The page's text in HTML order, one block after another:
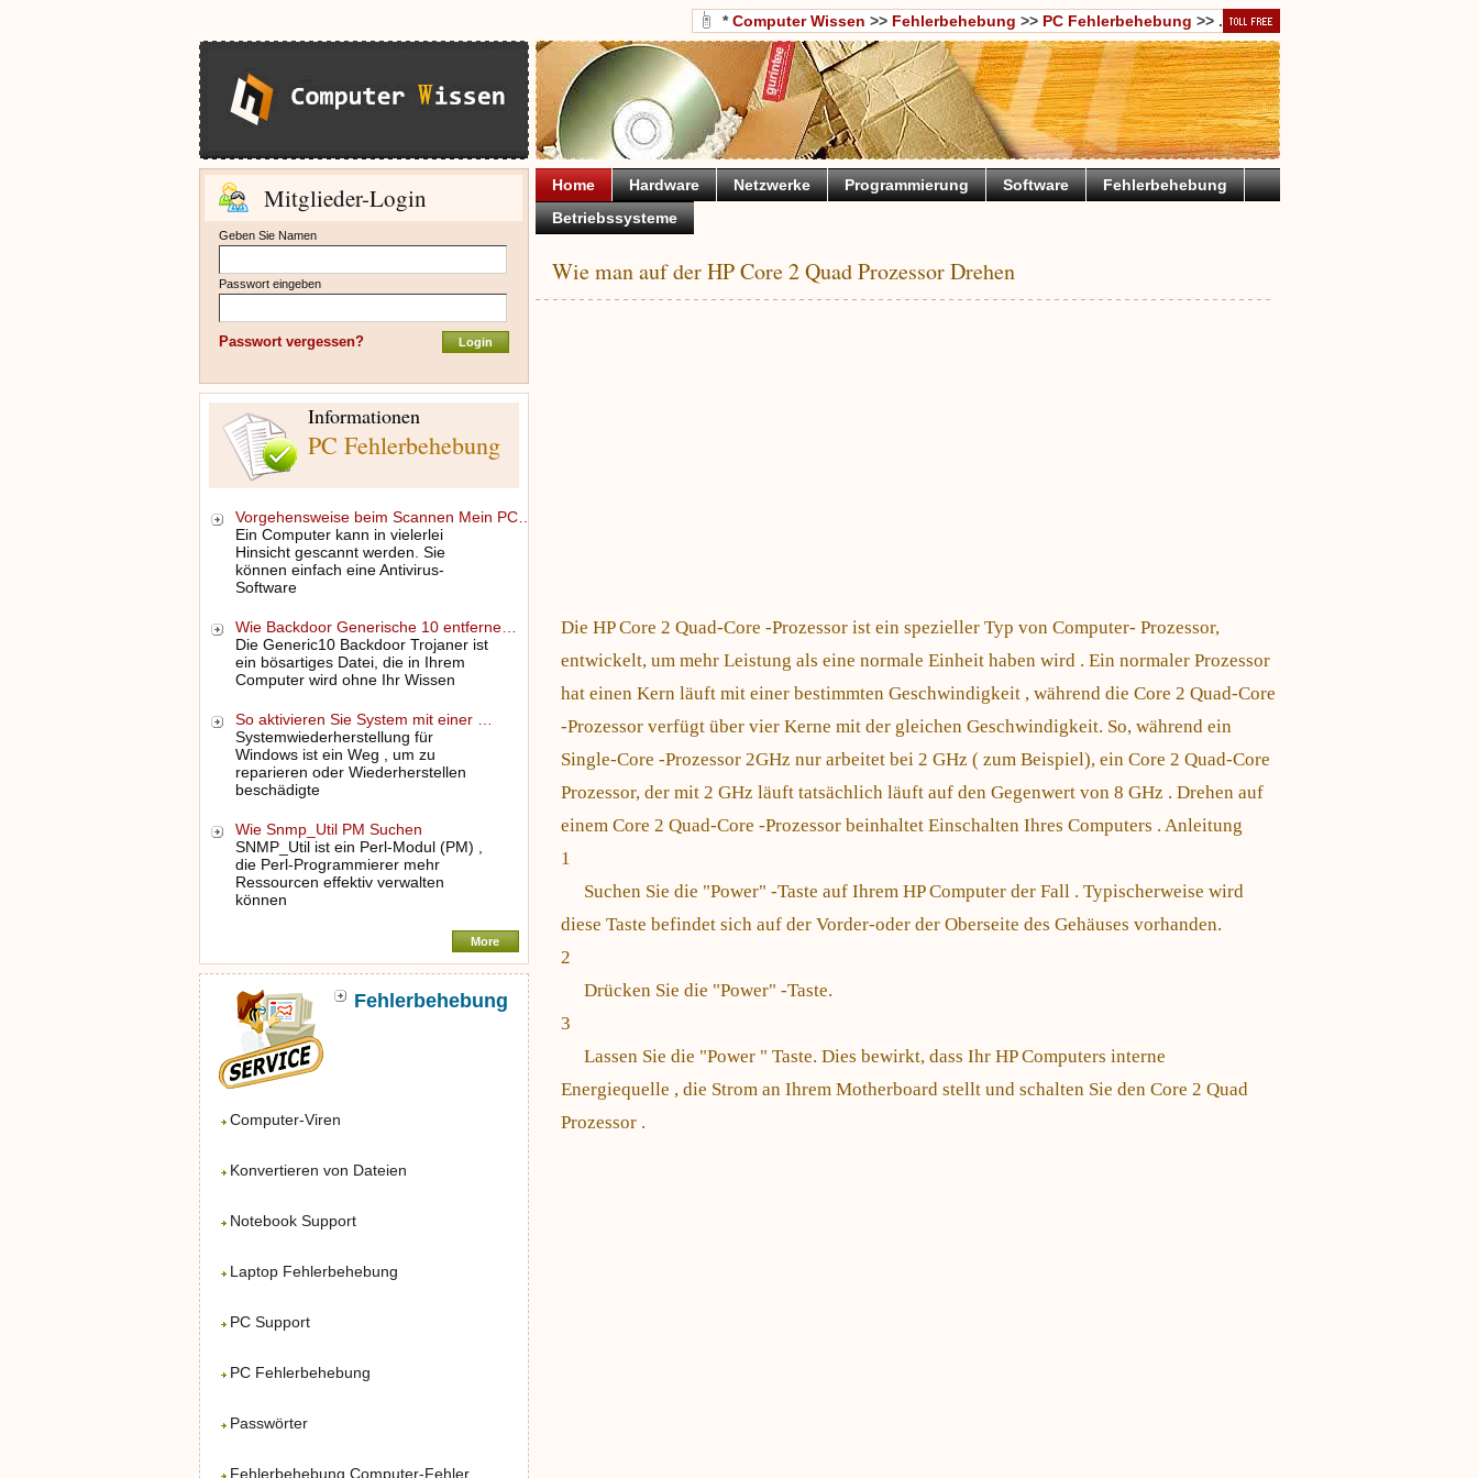
Mitglieder-Login
Geben Sie Namen
Passwort eingeben
Passwort vergessen?
Informationen
PC Fehlerbehebung
Vorgehensweise beim Scannen Mein PC…
Ein Computer kann in vielerlei
Hinsicht gescannt werden. Sie
können einfach eine Antivirus-
Software
Wie Backdoor Generische 10 entferne…
Die Generic10 Backdoor Trojaner ist
ein bösartiges Datei, die in Ihrem
Computer wird ohne Ihr Wissen
So aktivieren Sie System mit einer …
Systemwiederherstellung für
Windows ist ein Weg , um zu
reparieren oder Wiederherstellen
beschädigte
Wie Snmp_Util PM Suchen
SNMP_Util ist ein Perl-Modul (PM) ,
die Perl-Programmierer mehr
Ressourcen effektiv verwalten
können
More
Fehlerbehebung
Computer-Viren
Konvertieren von Dateien
Notebook Support
Laptop Fehlerbehebung
PC Support
PC Fehlerbehebung
Passwörter
Fehlerbehebung Computer-Fehler
*Computer Wissen >> Fehlerbehebung >> PC Fehlerbehebung >> .
Home Hardware Netzwerke Programmierung Software
Fehlerbehebung
Betriebssysteme
Wie man auf der HP Core 2 Quad Prozessor Drehen
Die HP Core 2 Quad-Core -Prozessor ist ein spezieller Typ von Computer- Prozessor,
entwickelt, um mehr Leistung als eine normale Einheit haben wird . Ein normaler Prozessor
hat einen Kern läuft mit einer bestimmten Geschwindigkeit , während die Core 2 Quad-Core
-Prozessor verfügt über vier Kerne mit der gleichen Geschwindigkeit. So, während ein
Single-Core -Prozessor 2GHz nur arbeitet bei 2 GHz ( zum Beispiel), ein Core 2 Quad-Core
Prozessor, der mit 2 GHz läuft tatsächlich läuft auf den Gegenwert von 8 GHz . Drehen auf
einem Core 2 Quad-Core -Prozessor beinhaltet Einschalten Ihres Computers . Anleitung
1
Suchen Sie die "Power" -Taste auf Ihrem HP Computer der Fall . Typischerweise wird
diese Taste befindet sich auf der Vorder-oder der Oberseite des Gehäuses vorhanden.
2
Drücken Sie die "Power" -Taste.
3
Lassen Sie die "Power " Taste. Dies bewirkt, dass Ihr HP Computers interne
Energiequelle , die Strom an Ihrem Motherboard stellt und schalten Sie den Core 2 Quad
Prozessor .